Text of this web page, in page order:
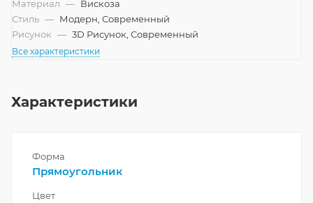
Материал — Вискоза
Стиль — Модерн, Современный
Рисунок — 3D Рисунок, Современный
Все характеристики
Характеристики
Форма
Прямоугольник
Цвет